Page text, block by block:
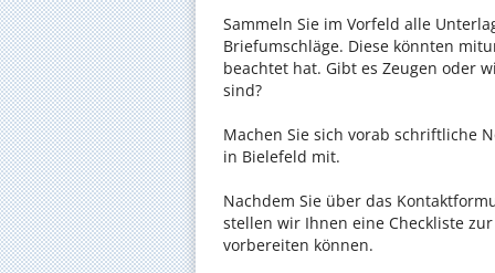
Sammeln Sie im Vorfeld alle
Briefumschläge. Diese könnten
beachtet hat. Gibt es Zeugen oder
sind?
Machen Sie sich vorab schriftliche
in Bielefeld mit.
Nachdem Sie über das
stellen wir Ihnen eine Checkliste
vorbereiten können.